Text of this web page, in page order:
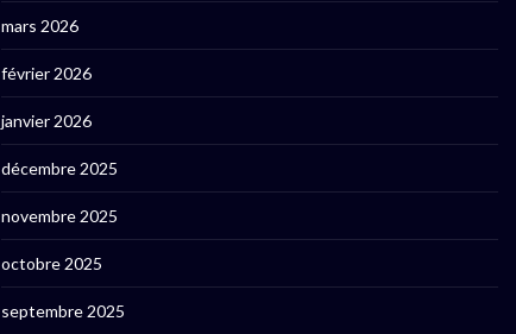
mars 2026
février 2026
janvier 2026
décembre 2025
novembre 2025
octobre 2025
septembre 2025